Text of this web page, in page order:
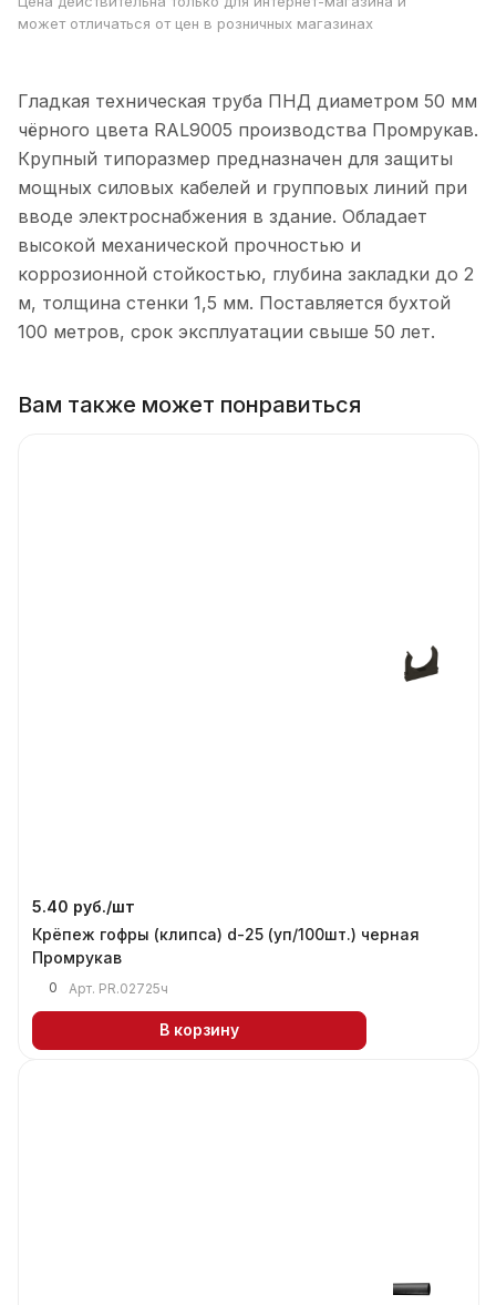
может отличаться от цен в розничных магазинах
Гладкая техническая труба ПНД диаметром 50 мм
чёрного цвета RAL9005 производства Промрукав.
Крупный типоразмер предназначен для защиты
мощных силовых кабелей и групповых линий при
вводе электроснабжения в здание. Обладает
высокой механической прочностью и
коррозионной стойкостью, глубина закладки до 2
м, толщина стенки 1,5 мм. Поставляется бухтой
100 метров, срок эксплуатации свыше 50 лет.
Вам также может понравиться
5.40 руб./шт
Крёпеж гофры (клипса) d-25 (уп/100шт.) черная
Промрукав
0 Арт. PR.02725ч
В корзину